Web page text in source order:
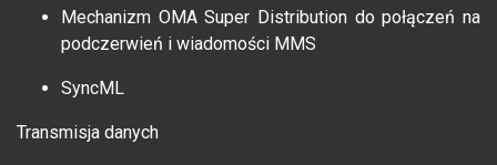
Mechanizm OMA Super Distribution do połączeń na
podczerwień i wiadomości MMS
SyncML
Transmisja danych